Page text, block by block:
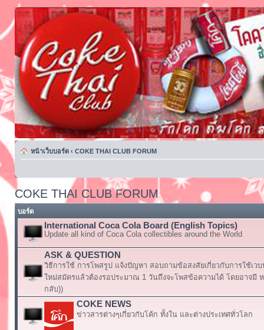
หน้าเว็บบอร์ด ‹ COKE THAI CLUB FORUM
COKE THAI CLUB FORUM
บอร์ด
International Coca Cola Board (English Topics)
Update all kind of Coca Cola collectibles around the World
ASK & QUESTION
วิธีการใช้ การโพสรูป แจ้งปัญหา สอบถามข้อสงสัยเกี่ยวกับการใช้เว
ใหม่สมัครแล้วต้องรอประมาณ 1 วันถึงจะโพสข้อความได้ โดยอาจมี
กลับ))
COKE NEWS
ข่าวสารต่างๆเกี่ยวกับโค้ก ทั้งใน และต่างประเทศทั่วโลก